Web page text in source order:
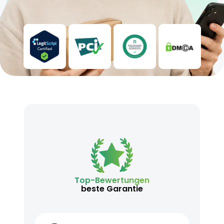
Nicht für Anfänger geeignet, da der hohe THC-
Gehalt eine starke Wirkung haben kann
Konsum nur in ruhigen Umgebungen
empfohlen, Vorsicht beim Fahren oder Bedienen
von Maschinen
Außerhalb der Reichweite von Kindern und
Haustieren aufbewahren
Top-Bewertungen
beste Garantie